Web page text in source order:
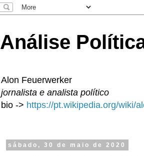
Análise
Alon Feuerwerker
jornalista e analista político
bio -> https://pt.wikipedia.org/wiki/
sábado, 30 de maio de 2020